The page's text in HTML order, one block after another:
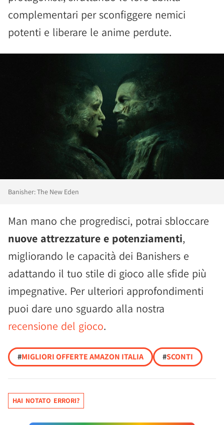
complementari per sconfiggere nemici
potenti e liberare le anime perdute.
Banisher: The New Eden
Man mano che progredisci, potrai sbloccare
nuove attrezzature e potenziamenti,
migliorando le capacità dei Banishers e
adattando il tuo stile di gioco alle sfide più
impegnative. Per ulteriori approfondimenti
puoi dare uno sguardo alla nostra
recensione del gioco.
#MIGLIORI OFFERTE AMAZON ITALIA #SCONTI
HAI NOTATO ERRORI?